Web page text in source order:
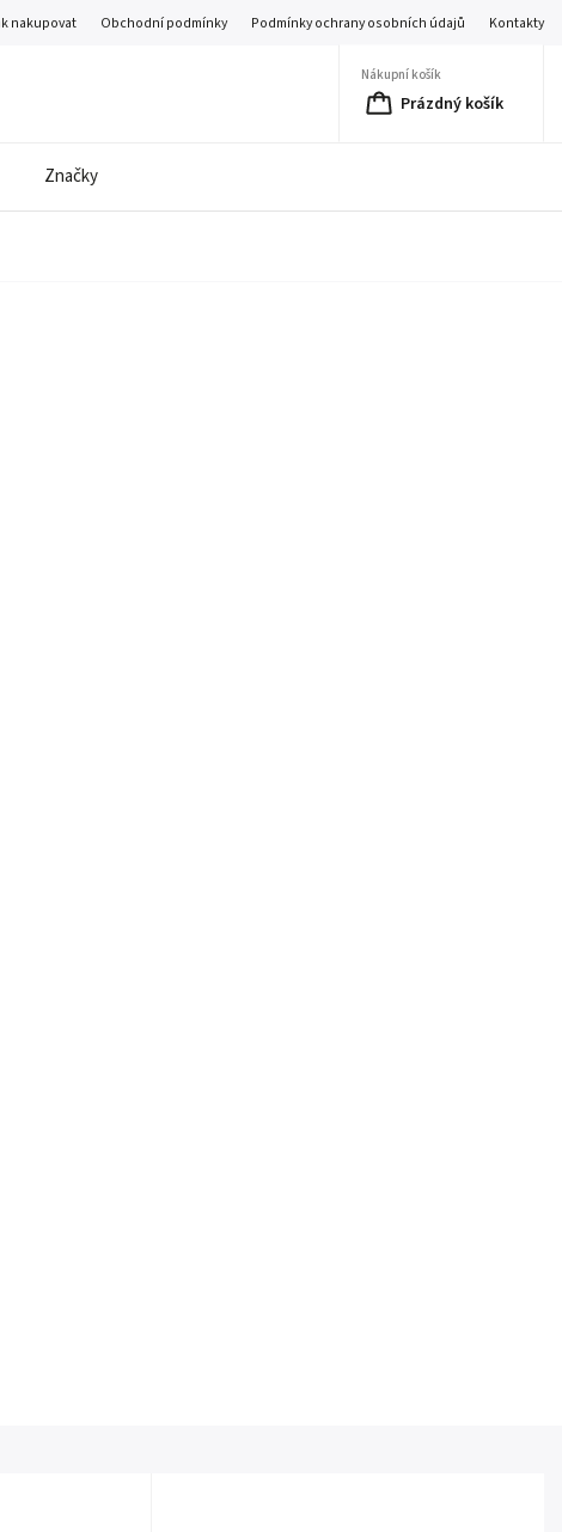
nakupovat Obchodní podmínky Podmínky ochrany osobních údajů Kontakty
Nákupní košík
Prázdný košík
Značky